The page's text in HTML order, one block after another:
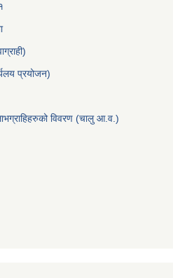
प्रयोजन)
लाभग्राहिहरुको विवरण (चालु आ.व.)